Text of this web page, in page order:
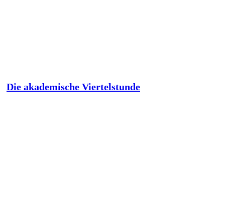
Die akademische Viertelstunde